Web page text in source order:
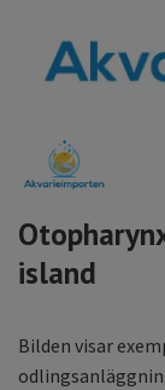
island
Bilden visar